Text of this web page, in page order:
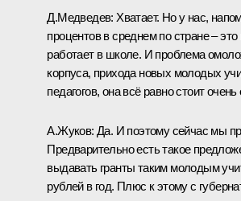
Д.Медведев: Хватает. Но у нас,
процентов в среднем по стране –
работает в школе. И проблема
корпуса, прихода новых молодых
педагогов, она всё равно стоит очень
А.Жуков: Да. И поэтому сейчас мы
Предварительно есть такое
выдавать гранты таким молодым
рублей в год. Плюс к этому с